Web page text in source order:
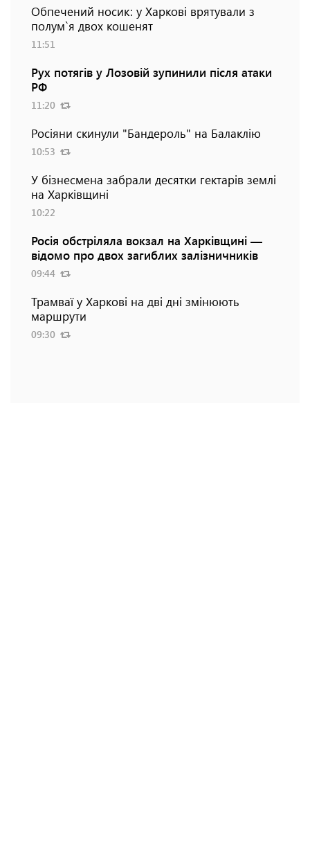
Обпечений носик: у Харкові врятували з
полум`я двох кошенят
11:51
Рух потягів у Лозовій зупинили після атаки
РФ
11:20
Росіяни скинули "Бандероль" на Балаклію
10:53
У бізнесмена забрали десятки гектарів землі
на Харківщині
10:22
Росія обстріляла вокзал на Харківщині —
відомо про двох загиблих залізничників
09:44
Трамваї у Харкові на дві дні змінюють
маршрути
09:30